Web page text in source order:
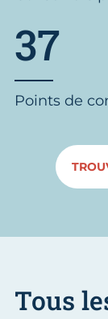
37
Points de
Tous